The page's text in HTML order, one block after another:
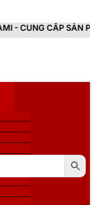
PHẨM CHÍNH